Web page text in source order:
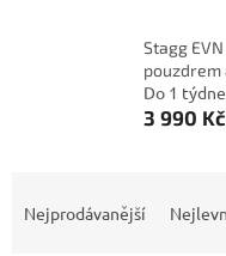
Stagg
pouzdrem
Do 1 týdne
3 990 Kč
Nejprodávanější